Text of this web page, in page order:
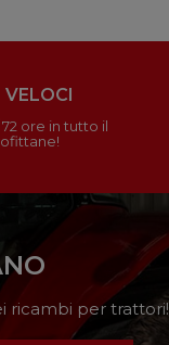
ore in tutto il
ricambi per trattori!